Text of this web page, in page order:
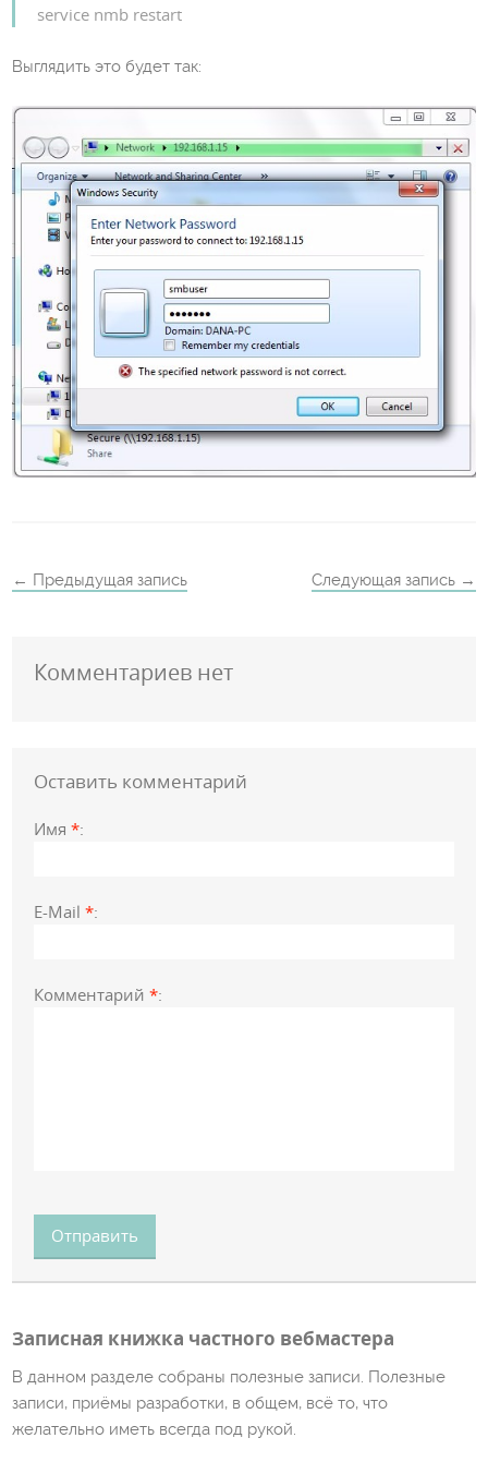
service nmb restart
Выглядить это будет так:
← Предыдущая запись Следующая запись →
Комментариев нет
Оставить комментарий
Имя*:
E-Mail*:
Комментарий*:
Отправить
Записная книжка частного вебмастера
В данном разделе собраны полезные записи. Полезные
записи, приёмы разработки, в общем, всё то, что
желательно иметь всегда под рукой.